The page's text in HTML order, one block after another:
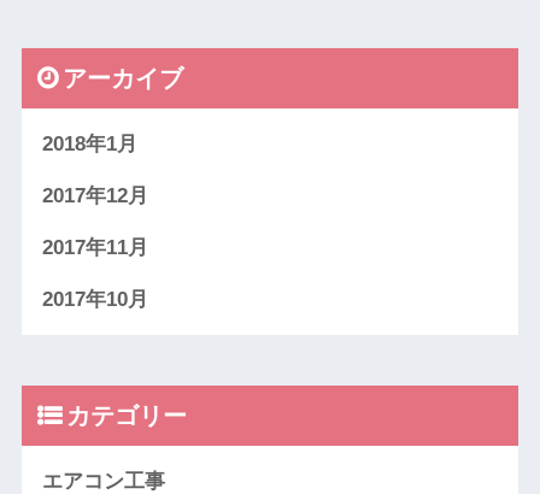
アーカイブ
2018年1月
2017年12月
2017年11月
2017年10月
カテゴリー
エアコン工事